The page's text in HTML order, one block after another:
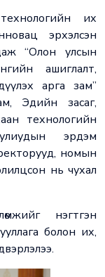
их
эрхэлсэн
“Олон улсын
ашиглалт,
арга зам”
Эдийн засаг,
технологийн
эрдэм
номын
нь чухал
нэгтгэн
болон их,